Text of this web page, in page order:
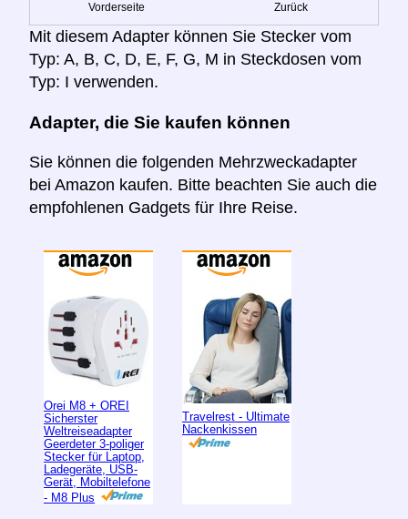
Vorderseite Zurück
Mit diesem Adapter können Sie Stecker vom
Typ: A, B, C, D, E, F, G, M in Steckdosen vom
Typ: I verwenden.
Adapter, die Sie kaufen können
Sie können die folgenden Mehrzweckadapter
bei Amazon kaufen. Bitte beachten Sie auch die
empfohlenen Gadgets für Ihre Reise.
Orei M8 + OREI
Sicherster
Weltreiseadapter
Geerdeter 3-poliger
Stecker für Laptop,
Ladegeräte, USB-
Gerät, Mobiltelefone
- M8 Plus
Travelrest - Ultimate
Nackenkissen